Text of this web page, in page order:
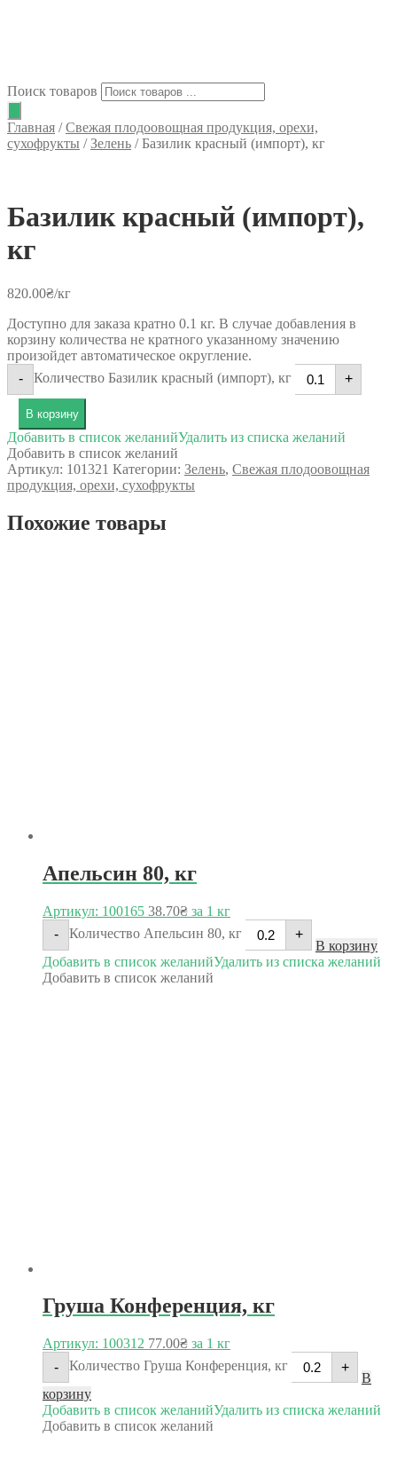
Поиск товаров
Главная /Свежая плодоовощная продукция, орехи,
сухофрукты /Зелень /Базилик красный (импорт), кг
Базилик красный (импорт),
кг
820.00₴/кг
Доступно для заказа кратно 0.1 кг. В случае добавления в
корзину количества не кратного указанному значению
произойдет автоматическое округление.
-
Количество Базилик красный (импорт), кг +
В корзину
Добавить в список желанийУдалить из списка желаний
Добавить в список желаний
Артикул: 101321 Категории: Зелень, Свежая плодоовощная
продукция, орехи, сухофрукты
Похожие товары
Апельсин 80, кг
Артикул: 100165 38.70₴ за 1 кг
-
Количество Апельсин 80, кг +
В корзину
Добавить в список желанийУдалить из списка желаний
Добавить в список желаний
Груша Конференция, кг
Артикул: 100312 77.00₴ за 1 кг
-
Количество Груша Конференция, кг +
В
корзину
Добавить в список желанийУдалить из списка желаний
Добавить в список желаний